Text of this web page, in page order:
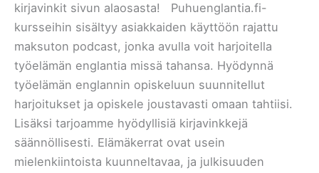
kirjavinkit sivun alaosasta! Puhuenglantia.fi-
kursseihin sisältyy asiakkaiden käyttöön rajattu
maksuton podcast, jonka avulla voit harjoitella
työelämän englantia missä tahansa. Hyödynnä
työelämän englannin opiskeluun suunnitellut
harjoitukset ja opiskele joustavasti omaan tahtiisi.
Lisäksi tarjoamme hyödyllisiä kirjavinkkejä
säännöllisesti. Elämäkerrat ovat usein
mielenkiintoista kuunneltavaa, ja julkisuuden